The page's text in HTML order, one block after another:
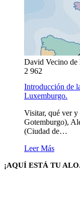
David Vecino de
2 962
Introducción de
Luxemburgo.
Visitar, qué ver y
Gotemburgo),
(Ciudad de…
Leer Más
¡AQUÍ ESTÁ TU